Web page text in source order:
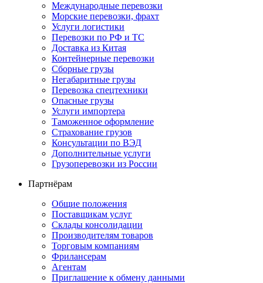
Международные перевозки
Морские перевозки, фрахт
Услуги логистики
Перевозки по РФ и ТС
Доставка из Китая
Контейнерные перевозки
Сборные грузы
Негабаритные грузы
Перевозка спецтехники
Опасные грузы
Услуги импортера
Таможенное оформление
Страхование грузов
Консультации по ВЭД
Дополнительные услуги
Грузоперевозки из России
Партнёрам
Общие положения
Поставщикам услуг
Склады консолидации
Производителям товаров
Торговым компаниям
Фрилансерам
Агентам
Приглашение к обмену данными